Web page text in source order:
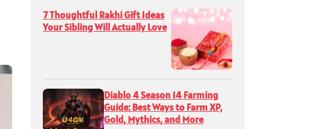
7 Thoughtful Rakhi Gift Ideas
Your Sibling Will Actually Love
Diablo 4 Season 14 Farming
Guide: Best Ways to Farm XP,
Gold, Mythics, and More